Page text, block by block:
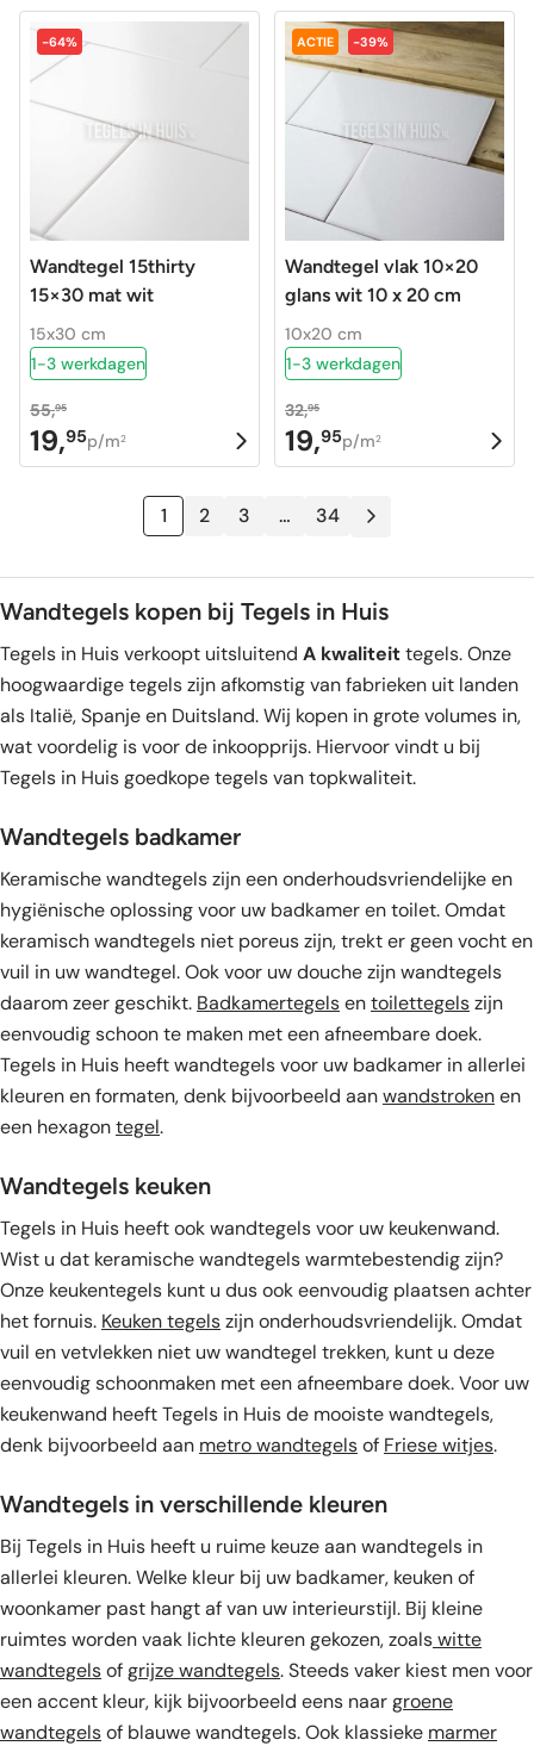
was:
26,50.
is:
18,95.
was:
45,95.
is:
19,95.
-64%
Wandtegel 15thirty
15×30 mat wit
15x30 cm
1-3 werkdagen
55,95
Oorspronkelijke
prijs
19,95
Huidige
prijs
p/m2
ACTIE -39%
Wandtegel vlak 10×20
glans wit 10 x 20 cm
10x20 cm
1-3 werkdagen
32,95
Oorspronkelijke
prijs
19,95
Huidige
prijs
p/m2
1 2 3 … 34
Wandtegels kopen bij Tegels in Huis
Tegels in Huis verkoopt uitsluitend A kwaliteittegels. Onze
hoogwaardige tegels zijn afkomstig van fabrieken uit landen
als Italië, Spanje en Duitsland. Wij kopen in grote volumes in,
wat voordelig is voor de inkoopprijs. Hiervoor vindt u bij
Tegels in Huis goedkope tegels van topkwaliteit.
Wandtegels badkamer
Keramische wandtegels zijn een onderhoudsvriendelijke en
hygiënische oplossing voor uw badkamer en toilet. Omdat
keramisch wandtegels niet poreus zijn, trekt er geen vocht en
vuil in uw wandtegel. Ook voor uw douche zijn wandtegels
daarom zeer geschikt. Badkamertegelsentoilettegelszijn
eenvoudig schoon te maken met een afneembare doek.
Tegels in Huis heeft wandtegels voor uw badkamer in allerlei
kleuren en formaten, denk bijvoorbeeld aanwandstrokenen
een hexagontegel.
Wandtegels keuken
Tegels in Huis heeft ook wandtegels voor uw keukenwand.
Wist u dat keramische wandtegels warmtebestendig zijn?
Onze keukentegels kunt u dus ook eenvoudig plaatsen achter
het fornuis. Keuken tegelszijn onderhoudsvriendelijk. Omdat
vuil en vetvlekken niet uw wandtegel trekken, kunt u deze
eenvoudig schoonmaken met een afneembare doek. Voor uw
keukenwand heeft Tegels in Huis de mooiste wandtegels,
denk bijvoorbeeld aan metro wandtegelsof Friese witjes.
Wandtegels in verschillende kleuren
Bij Tegels in Huis heeft u ruime keuze aan wandtegels in
allerlei kleuren. Welke kleur bij uw badkamer, keuken of
woonkamer past hangt af van uw interieurstijl. Bij kleine
ruimtes worden vaak lichte kleuren gekozen, zoalswitte
wandtegelsofgrijze wandtegels. Steeds vaker kiest men voor
een accent kleur, kijk bijvoorbeeld eens naargroene
wandtegelsof blauwe wandtegels. Ook klassieke marmer